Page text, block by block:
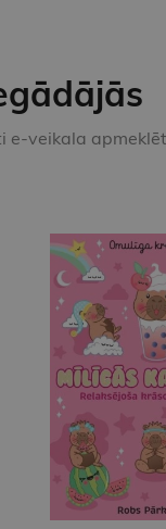
e-veikala